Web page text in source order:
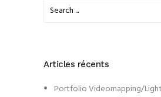
Articles récents
Portfolio Videomapping/